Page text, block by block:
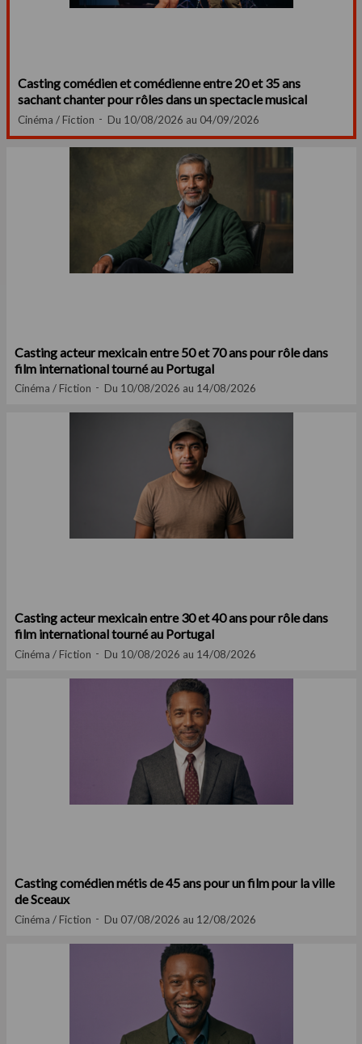
Casting comédien et comédienne entre 20 et 35 ans
sachant chanter pour rôles dans un spectacle musical
Cinéma / Fiction Du 10/08/2026 au 04/09/2026
Casting acteur mexicain entre 50 et 70 ans pour rôle dans
film international tourné au Portugal
Cinéma / Fiction Du 10/08/2026 au 14/08/2026
Casting acteur mexicain entre 30 et 40 ans pour rôle dans
film international tourné au Portugal
Cinéma / Fiction Du 10/08/2026 au 14/08/2026
Casting comédien métis de 45 ans pour un film pour la ville
de Sceaux
Cinéma / Fiction Du 07/08/2026 au 12/08/2026